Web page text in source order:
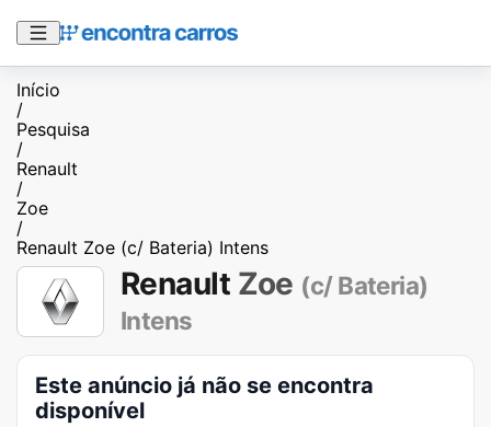
Início
/
Pesquisa
/
Renault
/
Zoe
/
Renault Zoe (c/ Bateria) Intens
Renault Zoe (c/ Bateria)
Intens
Este anúncio já não se encontra
disponível